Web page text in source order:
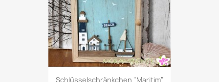
Schlüsselschränkchen "Maritim"